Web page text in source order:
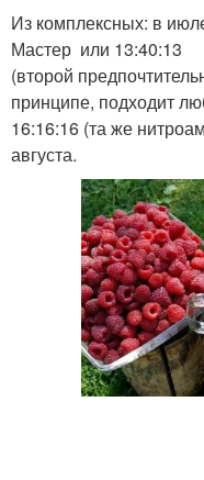
Из комплексных: в
Мастер или 13:40:13
(второй
принципе, подходит
16:16:16 (та же
августа.